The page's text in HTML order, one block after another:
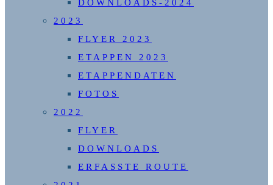
DOWNLOADS-2024
2023
FLYER 2023
ETAPPEN 2023
ETAPPENDATEN
FOTOS
2022
FLYER
DOWNLOADS
ERFASSTE ROUTE